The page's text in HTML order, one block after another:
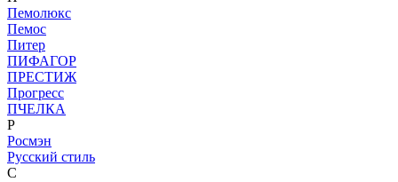
Пемолюкс
Пемос
Питер
ПИФАГОР
ПРЕСТИЖ
Прогресс
ПЧЕЛКА
Р
Росмэн
Русский стиль
С